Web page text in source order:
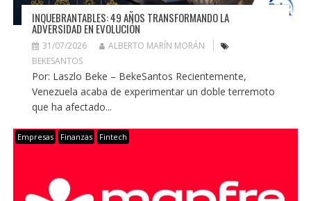
INQUEBRANTABLES: 49 AÑOS TRANSFORMANDO LA
ADVERSIDAD EN EVOLUCIÓN
31/07/2026
ALBERTO MARÍN MORÁN
BEKESANTOS
Por: Laszlo Beke – BekeSantos Recientemente,
Venezuela acaba de experimentar un doble terremoto
que ha afectado...
Empresas Finanzas Fintech